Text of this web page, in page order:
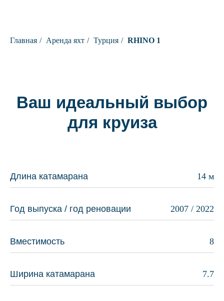
Главная / Аренда яхт / Турция / RHINO 1
Ваш идеальный выбор
для круиза
Длина катамарана 14 м
Год выпуска / год реновации 2007 / 2022
Вместимость 8
Ширина катамарана 7.7